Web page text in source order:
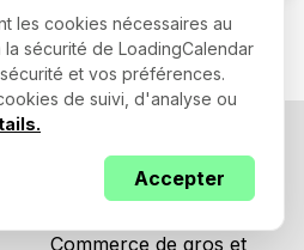
Industries
Commerce de gros et
les cookies nécessaires au
sécurité de LoadingCalendar
et vos préférences.
de suivi, d'analyse ou
Accepter